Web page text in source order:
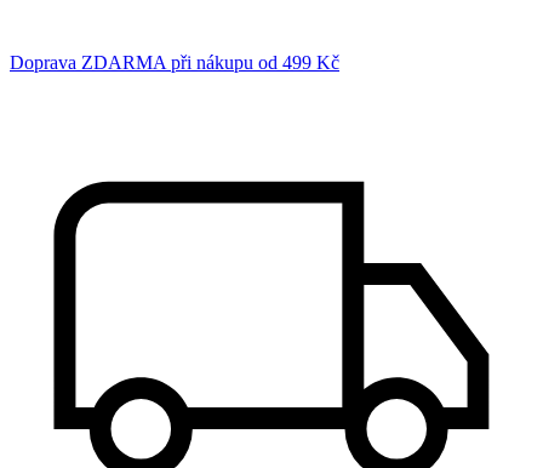
Doprava ZDARMA při nákupu od 499 Kč